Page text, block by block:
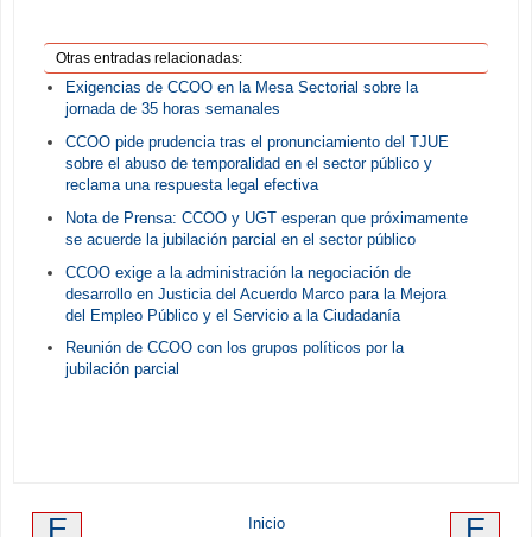
Otras entradas relacionadas:
Exigencias de CCOO en la Mesa Sectorial sobre la
jornada de 35 horas semanales
CCOO pide prudencia tras el pronunciamiento del TJUE
sobre el abuso de temporalidad en el sector público y
reclama una respuesta legal efectiva
Nota de Prensa: CCOO y UGT esperan que próximamente
se acuerde la jubilación parcial en el sector público
CCOO exige a la administración la negociación de
desarrollo en Justicia del Acuerdo Marco para la Mejora
del Empleo Público y el Servicio a la Ciudadanía
Reunión de CCOO con los grupos políticos por la
jubilación parcial
E E
Inicio